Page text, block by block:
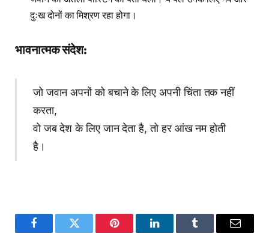
दुःख दोनों का मिश्रण रहा होगा।
भावनात्मक संदेश:
जो जवान अपनों को बचाने के लिए अपनी चिंता तक नहीं
करता,
वो जब देश के लिए जान देता है, तो हर आंख नम होती
है।